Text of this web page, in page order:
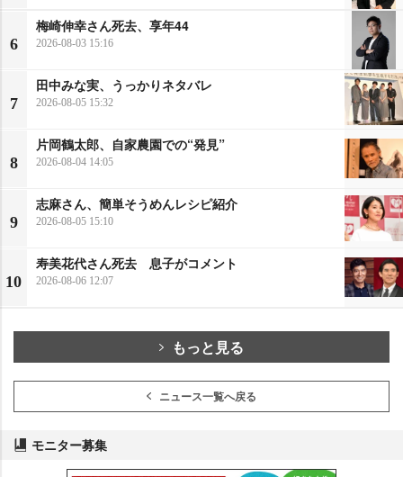
6
梅崎伸幸さん死去、享年44
2026-08-03 15:16
7
田中みな実、うっかりネタバレ
2026-08-05 15:32
8
片岡鶴太郎、自家農園での“発見”
2026-08-04 14:05
9
志麻さん、簡単そうめんレシピ紹介
2026-08-05 15:10
10
寿美花代さん死去 息子がコメント
2026-08-06 12:07
もっと見る
ニュース一覧へ戻る
モニター募集